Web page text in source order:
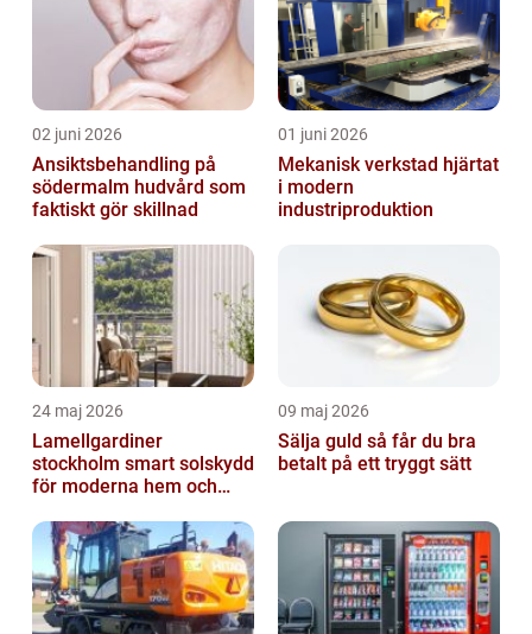
02 juni 2026
Ansiktsbehandling på
södermalm hudvård som
faktiskt gör skillnad
01 juni 2026
Mekanisk verkstad hjärtat
i modern
industriproduktion
24 maj 2026
Lamellgardiner
stockholm smart solskydd
för moderna hem och
09 maj 2026
Sälja guld så får du bra
betalt på ett tryggt sätt